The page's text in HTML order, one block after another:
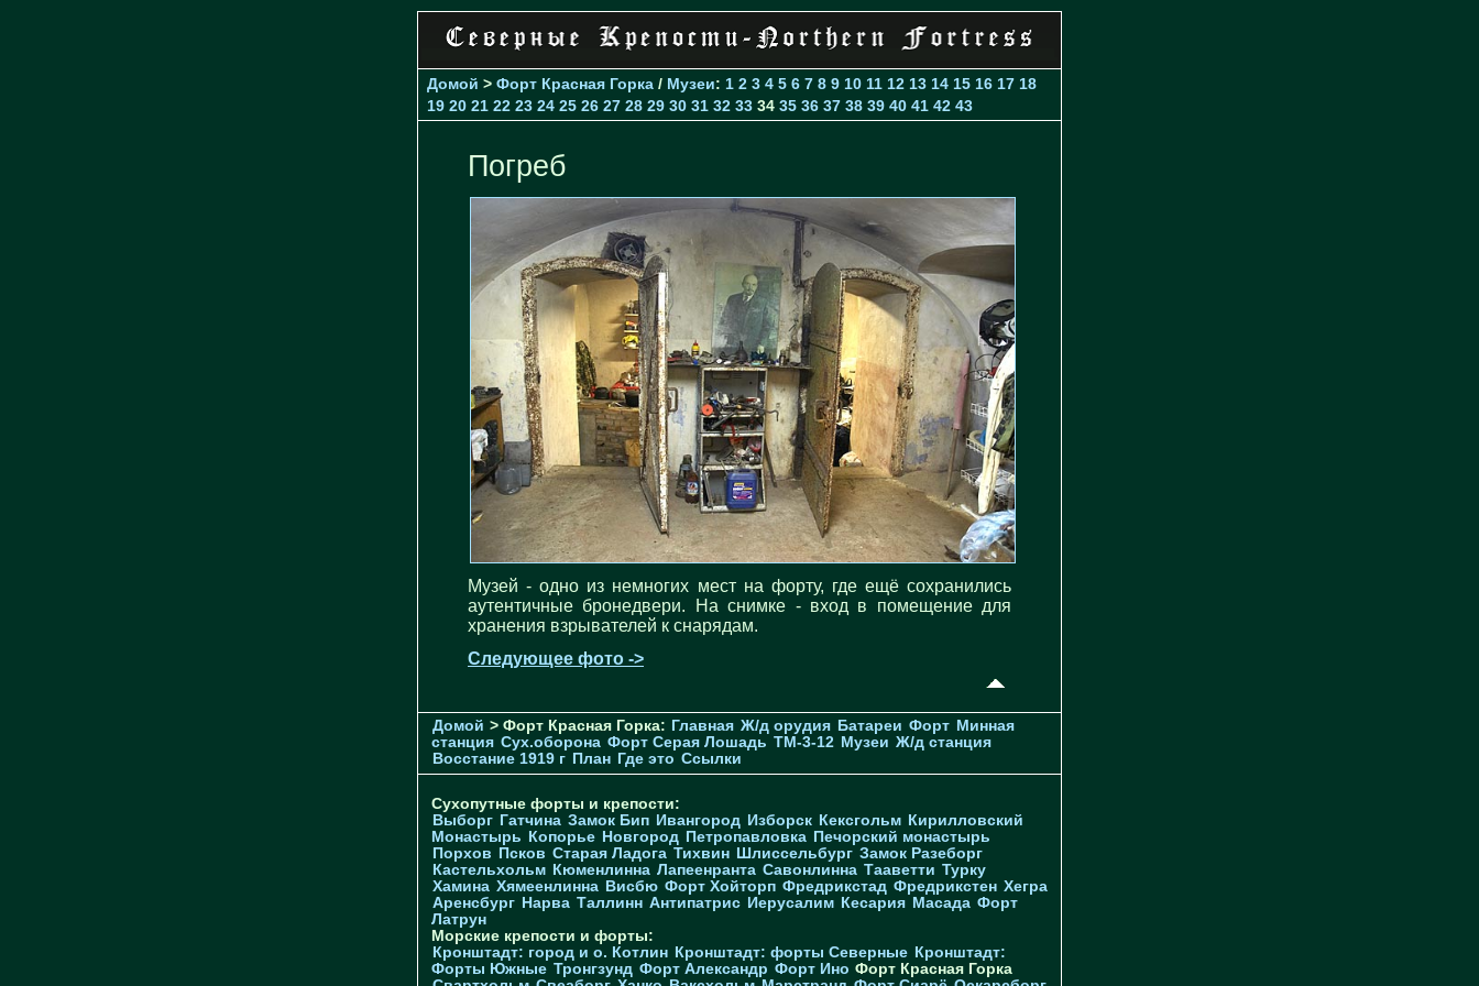
Домой > Форт Красная Горка / Музеи: 1 2 3 4 5 6 7 8 9 10 11 12 13 14 15 16 17 18
19 20 21 22 23 24 25 26 27 28 29 30 31 32 33 34 35 36 37 38 39 40 41 42 43
Погреб
Музей - одно из немногих мест на форту, где ещё сохранились
аутентичные бронедвери. На снимке - вход в помещение для
хранения взрывателей к снарядам.
Следующее фото ->
Домой > Форт Красная Горка: Главная Ж/д орудия Батареи Форт Минная
станция Cух.оборона Форт Серая Лошадь TM-3-12 Музеи Ж/д станция
Восстание 1919 г План Где это Ссылки
Сухопутные форты и крепости:
Выборг Гатчина Замок Бип Ивангород Изборск Кексгольм Кирилловский
Монастырь
Копорье Новгород Петропавловка Печорcкий монастырь
Порхов
Псков Старая Ладога Тихвин Шлиссельбург Замок Разеборг
Кастельхольм Кюменлинна Лапеенранта Савонлинна Тааветти Турку
Хамина Хямеенлинна Висбю Форт Хойторп Фредрикстад Фредрикстен Хегра
Аренсбург Нарва Таллинн Антипатрис Иерусалим Кесария Масада Форт
Латрун
Морские крепости и форты:
Кронштадт: город и о. Котлин Кронштадт: форты Северные Кронштадт:
Форты Южные Тронгзунд Форт Александр Форт Ино Форт Красная Горка